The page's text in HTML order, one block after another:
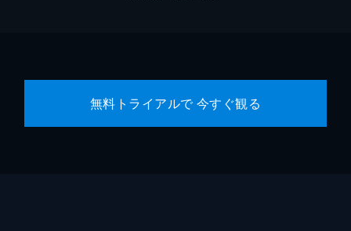
無料トライアルで 今すぐ観る